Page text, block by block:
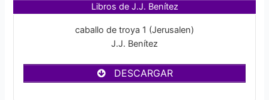
Libros de J.J. Benítez
caballo de troya 1 (Jerusalen)
J.J. Benítez
DESCARGAR